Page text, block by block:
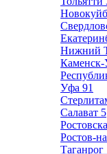
Нижний
Каменск-
Уфа 91
Салават 5
Ростов-
Таганрог